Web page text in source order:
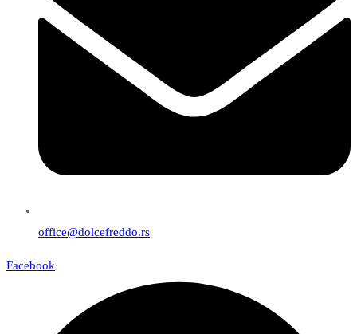
office@dolcefreddo.rs
Facebook